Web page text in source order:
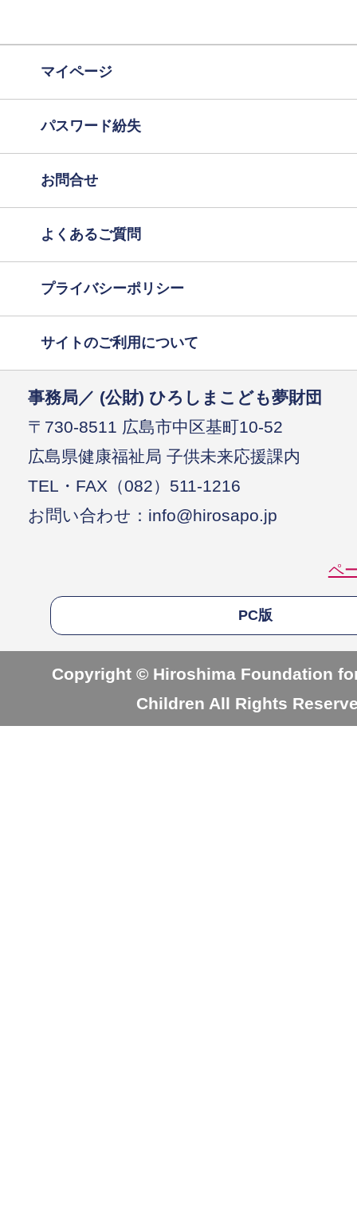
マイページ
パスワード紛失
お問合せ
よくあるご質問
プライバシーポリシー
サイトのご利用について
事務局／ (公財) ひろしまこども夢財団
〒730-8511 広島市中区基町10-52
広島県健康福祉局 子供未来応援課内
TEL・FAX（082）511-1216
お問い合わせ：info@hirosapo.jp
ペ
PC版
Copyright © Hiroshima Foundation
Children All Rights